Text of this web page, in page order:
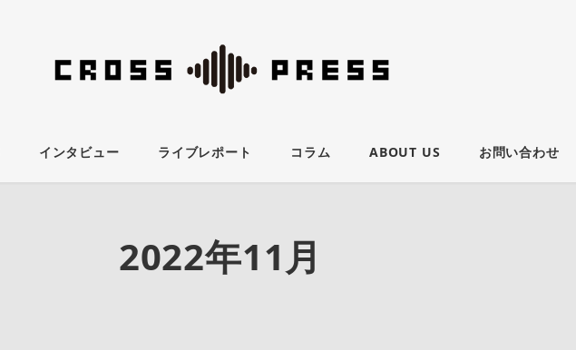
インタビュー ライブレポート コラム ABOUT US お問い合わせ
2022年11月